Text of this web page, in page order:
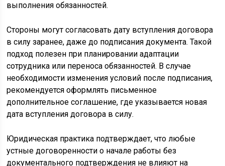
выполнения обязанностей.
Стороны могут согласовать дату вступления договора
в силу заранее, даже до подписания документа. Такой
подход полезен при планировании адаптации
сотрудника или переноса обязанностей. В случае
необходимости изменения условий после подписания,
рекомендуется оформлять письменное
дополнительное соглашение, где указывается новая
дата вступления договора в силу.
Юридическая практика подтверждает, что любые
устные договоренности о начале работы без
документального подтверждения не влияют на